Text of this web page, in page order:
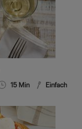
15 Min Einfach